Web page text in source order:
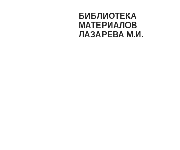
БИБЛИОТЕКА
МАТЕРИАЛОВ
ЛАЗАРЕВА М.И.